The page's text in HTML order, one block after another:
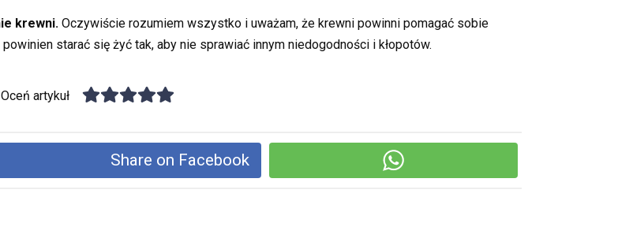
krewni. Oczywiście rozumiem wszystko i uważam, że krewni powinni pomagać sobie
starać się żyć tak, aby nie sprawiać innym niedogodności i kłopotów.
Oceń artykuł
Share on Facebook